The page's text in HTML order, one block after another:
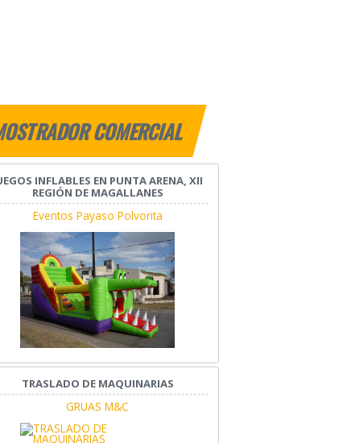
COMERCIAL
INFLABLES EN PUNTA ARENA, XII
REGIÓN DE MAGALLANES
Eventos Payaso Polvorita
TRASLADO DE MAQUINARIAS
GRUAS M&C